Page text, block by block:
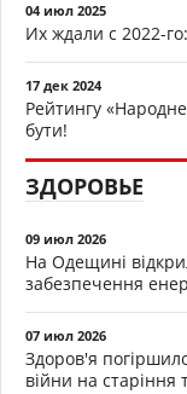
04 июл 2025
Их ждали с 2022-
17 дек 2024
Рейтингу
бути!
ЗДОРОВЬЕ
09 июл 2026
На Одещині
забезпечення
07 июл 2026
Здоров'я
війни на старіння